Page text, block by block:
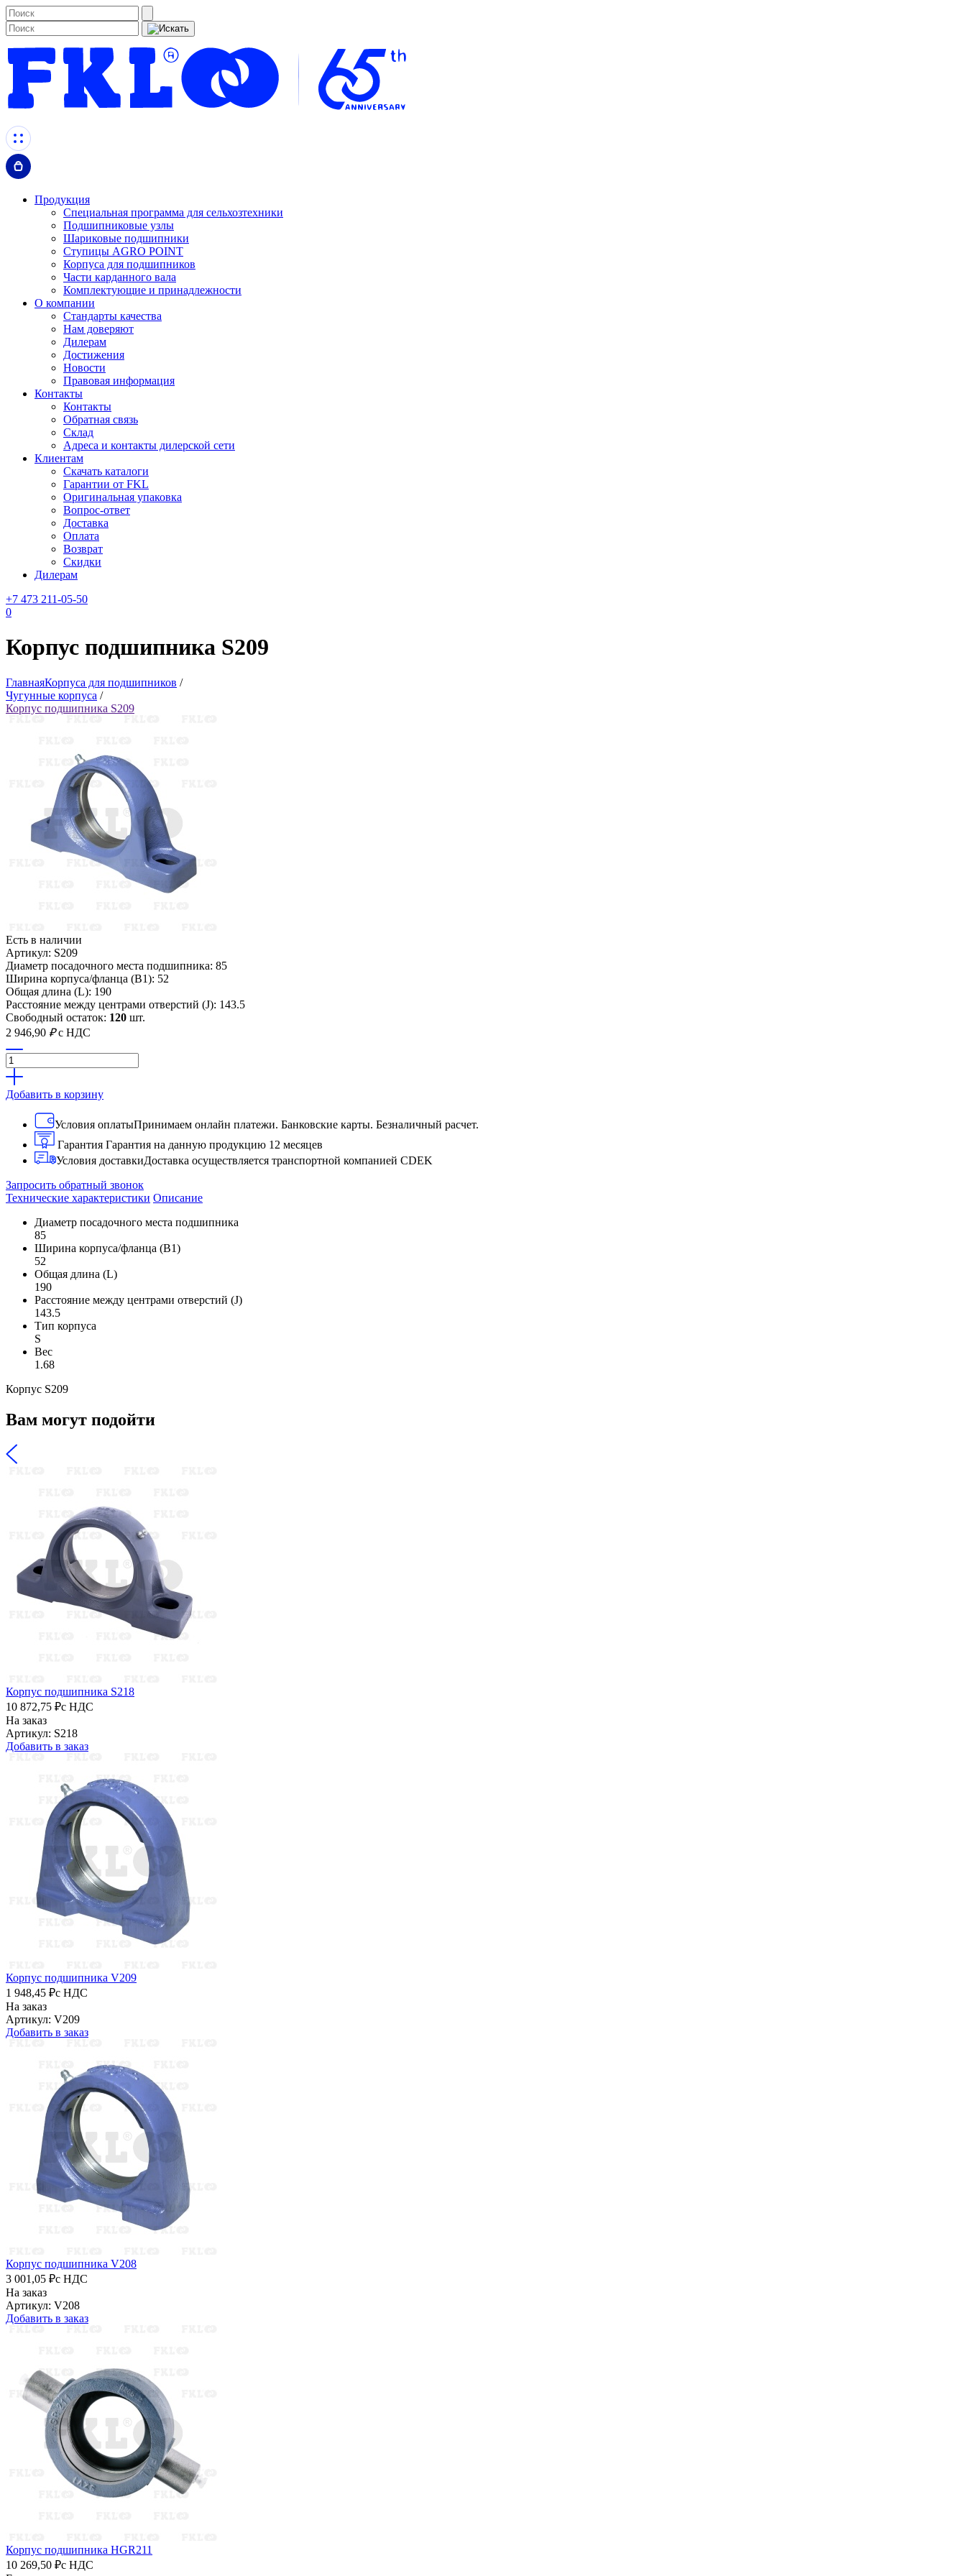
Продукция
Специальная программа для сельхозтехники
Подшипниковые узлы
Шариковые подшипники
Ступицы AGRO POINT
Корпуса для подшипников
Части карданного вала
Комплектующие и принадлежности
О компании
Стандарты качества
Нам доверяют
Дилерам
Достижения
Новости
Правовая информация
Контакты
Контакты
Обратная связь
Склад
Адреса и контакты дилерской сети
Клиентам
Скачать каталоги
Гарантии от FKL
Оригинальная упаковка
Вопрос-ответ
Доставка
Оплата
Возврат
Скидки
Дилерам
+7 473 211-05-50
0
Корпус подшипника S209
ГлавнаяКорпуса для подшипников /
Чугунные корпуса /
Корпус подшипника S209
Есть в наличии
Артикул: S209
Диаметр посадочного места подшипника: 85
Ширина корпуса/фланца (B1): 52
Общая длина (L): 190
Расстояние между центрами отверстий (J): 143.5
Свободный остаток: 120 шт.
2 946,90 ₽ с НДС
Добавить в корзину
Условия оплатыПринимаем онлайн платежи. Банковские карты. Безналичный расчет.
Гарантия Гарантия на данную продукцию 12 месяцев
Условия доставкиДоставка осуществляется транспортной компанией CDEK
Запросить обратный звонок
Технические характеристики Описание
Диаметр посадочного места подшипника
85
Ширина корпуса/фланца (B1)
52
Общая длина (L)
190
Расстояние между центрами отверстий (J)
143.5
Тип корпуса
S
Вес
1.68
Корпус S209
Вам могут подойти
Корпус подшипника S218
10 872,75 ₽с НДС
На заказ
Артикул: S218
Добавить в заказ
Корпус подшипника V209
1 948,45 ₽с НДС
На заказ
Артикул: V209
Добавить в заказ
Корпус подшипника V208
3 001,05 ₽с НДС
На заказ
Артикул: V208
Добавить в заказ
Корпус подшипника HGR211
10 269,50 ₽с НДС